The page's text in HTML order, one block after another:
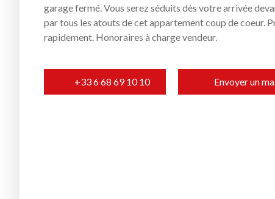
garage fermé. Vous serez séduits dès votre arrivée
par tous les atouts de cet appartement coup de coeur.
rapidement. Honoraires à charge vendeur.
+33 6 68 69 10 10 Envoyer un